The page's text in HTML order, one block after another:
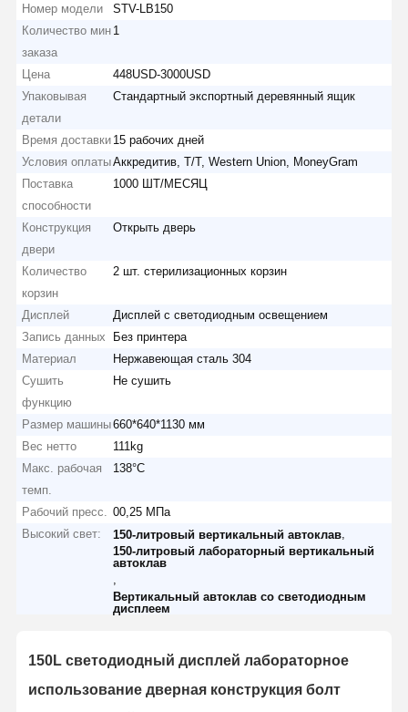
Номер модели
STV-LB150
Количество мин
заказа
1
Цена
448USD-3000USD
Упаковывая
детали
Стандартный экспортный деревянный ящик
Время доставки 15 рабочих дней
Условия оплатыАккредитив, T/T, Western Union, MoneyGram
Поставка
способности
1000 ШТ/МЕСЯЦ
Конструкция
двери
Открыть дверь
Количество
корзин
2 шт. стерилизационных корзин
Дисплей
Дисплей с светодиодным освещением
Запись данных
Без принтера
Материал
Нержавеющая сталь 304
Сушить
функцию
Не сушить
Размер машины660*640*1130 мм
Вес нетто
111kg
Макс. рабочая
темп.
138°С
Рабочий пресс.
00,25 МПа
Высокий свет:
150-литровый вертикальный автоклав
150-литровый лабораторный вертикальный
автоклав
Вертикальный автоклав со светодиодным
дисплеем
150L светодиодный дисплей лабораторное
использование дверная конструкция болт